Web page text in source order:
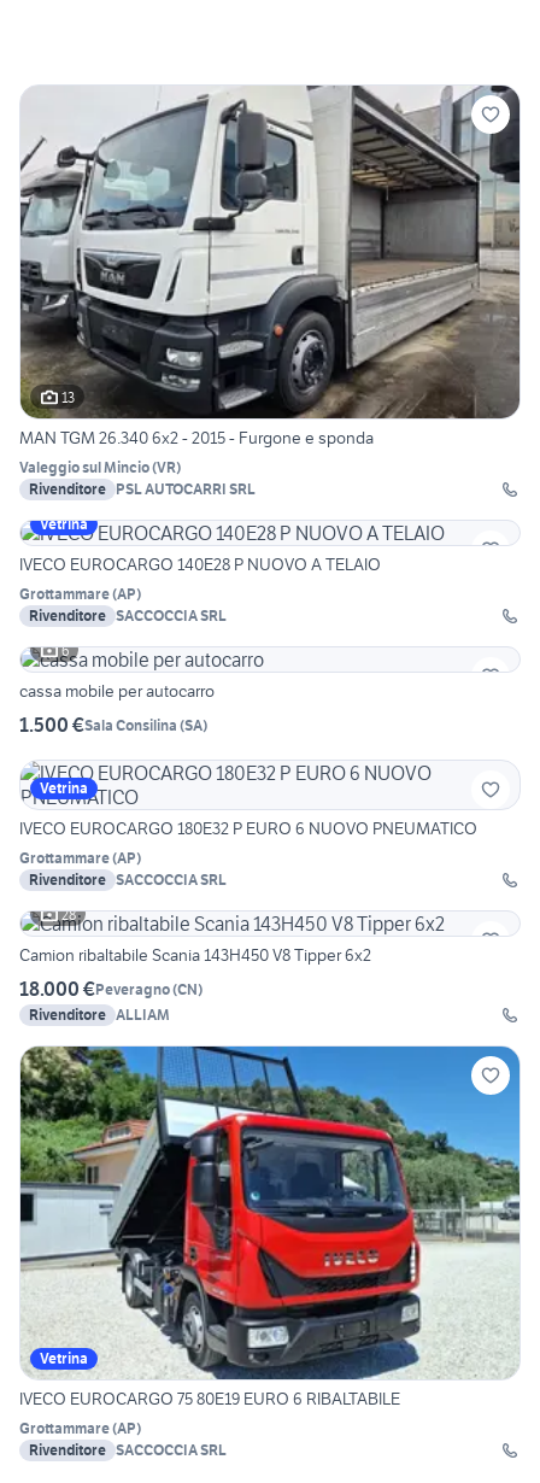
13
MAN TGM 26.340 6x2 - 2015 - Furgone e sponda
Valeggio sul Mincio(VR)
Rivenditore PSL AUTOCARRI SRL
Vetrina
IVECO EUROCARGO 140E28 P NUOVO A TELAIO
Grottammare(AP)
Rivenditore SACCOCCIA SRL
6
cassa mobile per autocarro
1.500 €Sala Consilina (SA)
Vetrina
IVECO EUROCARGO 180E32 P EURO 6 NUOVO PNEUMATICO
Grottammare(AP)
Rivenditore SACCOCCIA SRL
28
Camion ribaltabile Scania 143H450 V8 Tipper 6x2
18.000 €Peveragno(CN)
Rivenditore ALLIAM
Vetrina
IVECO EUROCARGO 75 80E19 EURO 6 RIBALTABILE
Grottammare(AP)
Rivenditore SACCOCCIA SRL